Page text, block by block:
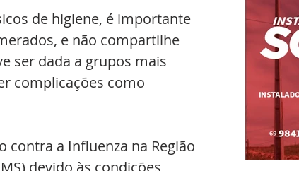
de higiene, é importante
e não compartilhe
ser dada a grupos mais
complicações como
contra a Influenza na Região
devido às condições